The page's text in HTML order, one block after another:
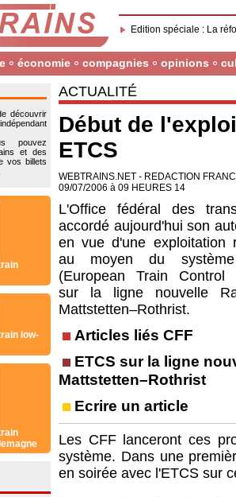
Edition spéciale : La
économie compagnies opinions
découvrir
pouvez
et des
vos billets
low-
ACTUALITÉ
Début de
ETCS
WEBTRAINS.NET - REDACTION
09/07/2006 à 09 HEURES 14
L'Office fédéral des
accordé aujourd'hui son
en vue d'une exploitation
au moyen du
(European Train Control
sur la ligne nouvelle
Mattstetten–Rothrist.
Articles liés CFF
ETCS sur la ligne
Mattstetten–Rothrist
Ecrire un article
Les CFF lanceront ces
système. Dans une
en soirée avec l'ETCS sur